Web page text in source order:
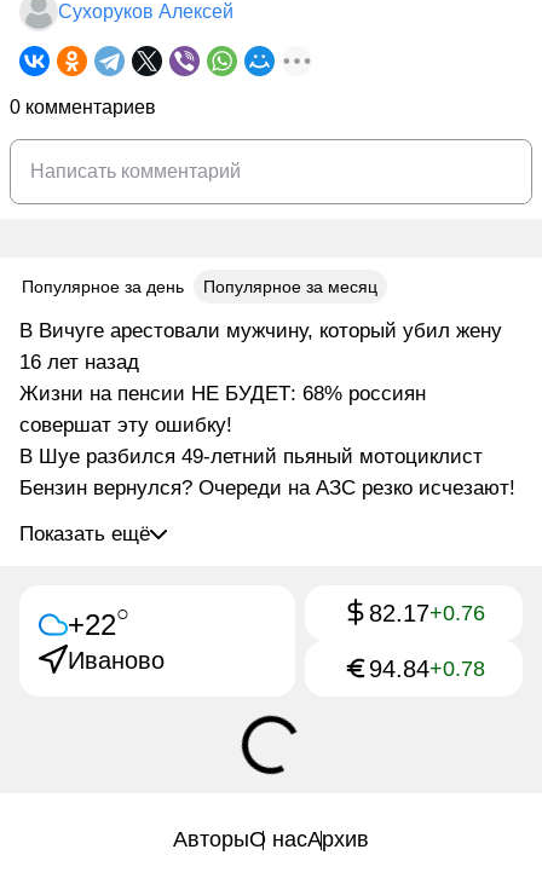
Сухоруков Алексей
0 комментариев
Популярное за день Популярное за месяц
В Вичуге арестовали мужчину, который убил жену
16 лет назад
Жизни на пенсии НЕ БУДЕТ: 68% россиян
совершат эту ошибку!
В Шуе разбился 49-летний пьяный мотоциклист
Бензин вернулся? Очереди на АЗС резко исчезают!
Показать ещё
+22○
Иваново
82.17+0.76
94.84+0.78
АвторыО насАрхив